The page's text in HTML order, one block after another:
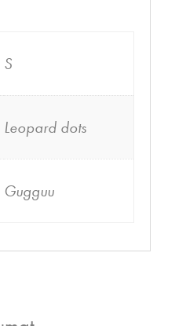
S
Leopard dots
Gugguu